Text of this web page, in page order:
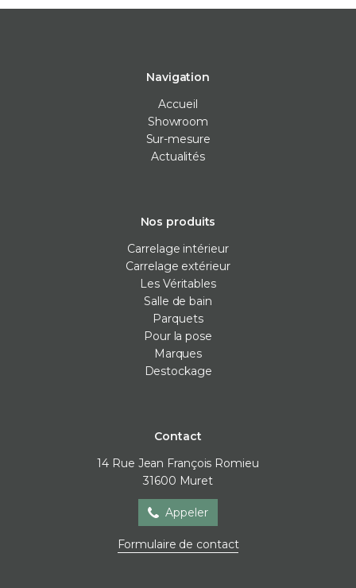
Navigation
Accueil
Showroom
Sur-mesure
Actualités
Nos produits
Carrelage intérieur
Carrelage extérieur
Les Véritables
Salle de bain
Parquets
Pour la pose
Marques
Destockage
Contact
14 Rue Jean François Romieu
31600 Muret
Appeler
Formulaire de contact